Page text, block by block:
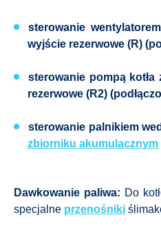
sterowanie
wyjście rezerwowe (R)
sterowanie pompą kotła
rezerwowe (R2)
sterowanie palnikiem
zbiorniku akumulacznym
Dawkowanie paliwa: Do
specjalne przenośniki